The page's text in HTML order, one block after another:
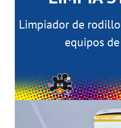
Limpiador de
equipos